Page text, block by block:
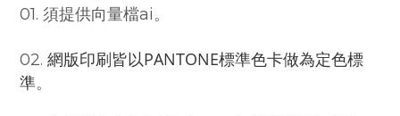
01. 須提供向量檔ai。
02. 網版印刷皆以PANTONE標準色卡做為定色標
準。